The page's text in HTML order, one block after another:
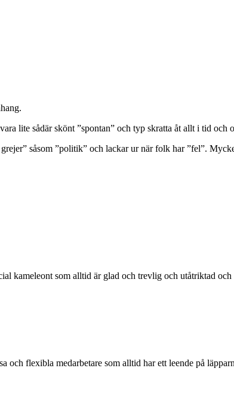
lite sådär skönt ”spontan” och typ skratta åt allt i tid och
såsom ”politik” och lackar ur när folk har ”fel”.
kameleont som alltid är glad och trevlig och utåtriktad
och flexibla medarbetare som alltid har ett leende på